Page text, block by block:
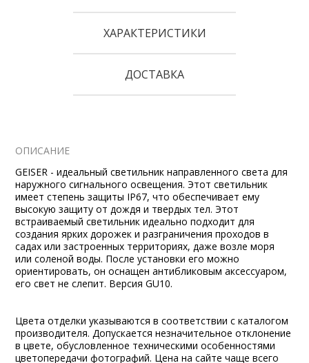
ХАРАКТЕРИСТИКИ
ДОСТАВКА
ОПИСАНИЕ
GEISER - идеальный светильник направленного света для
наружного сигнального освещения. Этот светильник
имеет степень защиты IP67, что обеспечивает ему
высокую защиту от дождя и твердых тел. Этот
встраиваемый светильник идеально подходит для
создания ярких дорожек и разграничения проходов в
садах или застроенных территориях, даже возле моря
или соленой воды. После установки его можно
ориентировать, он оснащен антибликовым аксессуаром,
его свет не слепит. Версия GU10.
Цвета отделки указываются в соответствии с каталогом
производителя. Допускается незначительное отклонение
в цвете, обусловленное техническими особенностями
цветопередачи фотографий. Цена на сайте чаще всего